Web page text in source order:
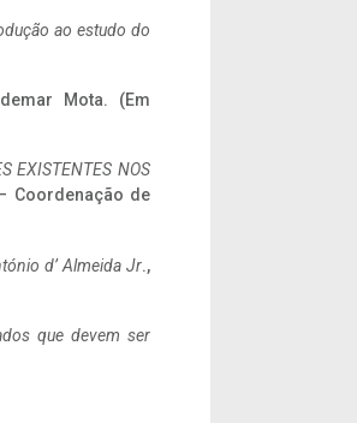
ao estudo do
Mota. (Em
EXISTENTES NOS
Coordenação de
d’ Almeida Jr.,
que devem ser